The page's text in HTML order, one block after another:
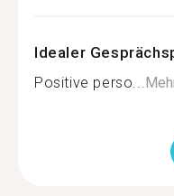
Idealer
Positive perso...